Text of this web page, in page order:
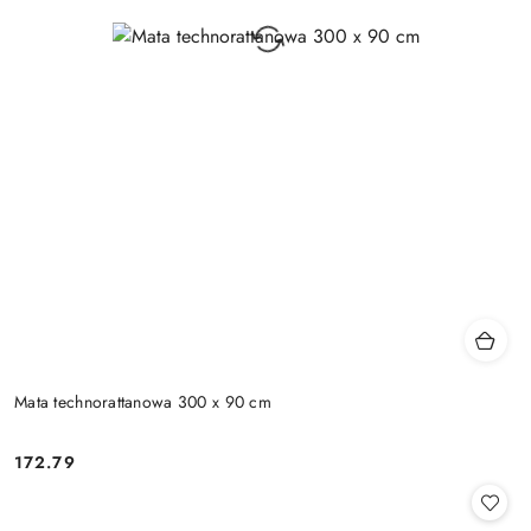
Mata technorattanowa 300 x 90 cm
Cena:
172.79